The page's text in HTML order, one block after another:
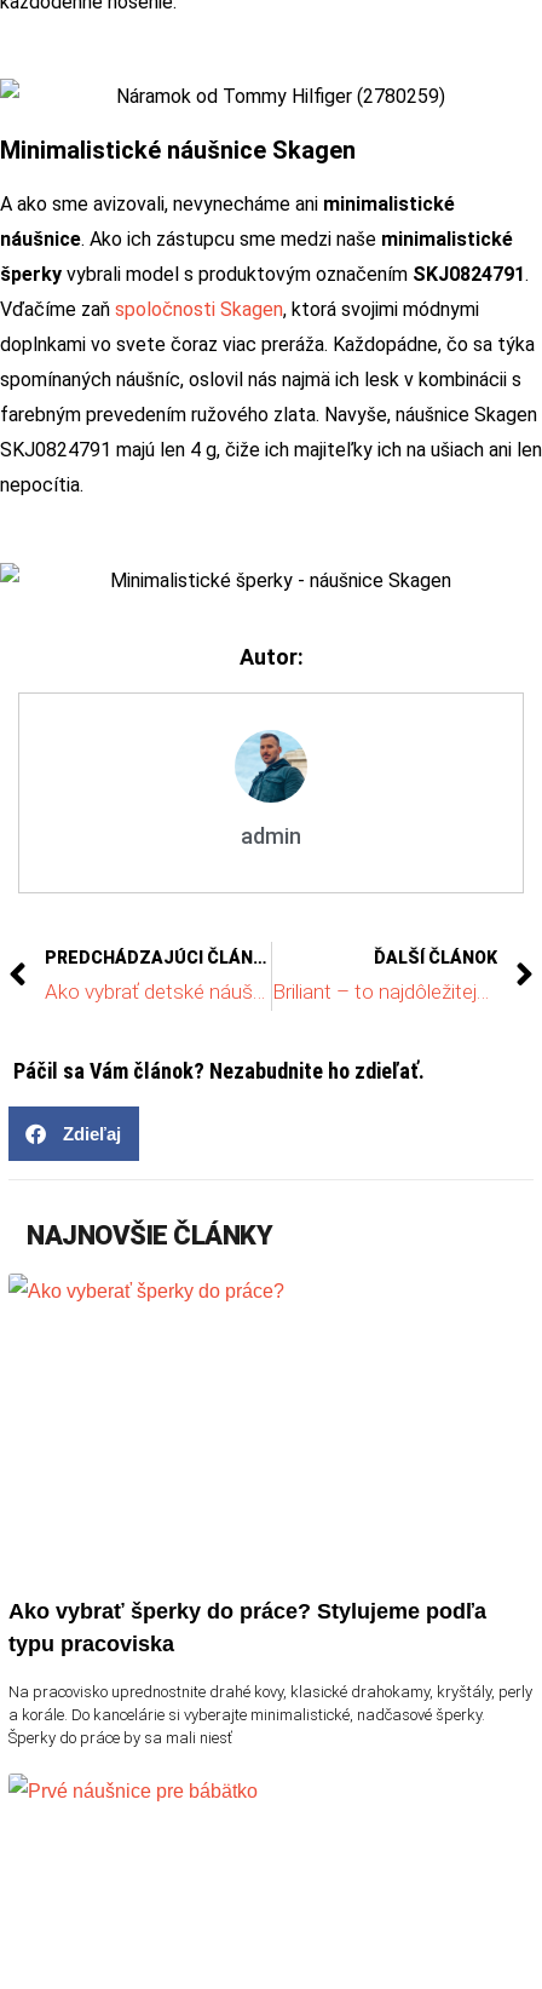
Minimalistické náušnice Skagen
A ako sme avizovali, nevynecháme ani minimalistické
náušnice. Ako ich zástupcu sme medzi naše minimalistické
šperky vybrali model s produktovým označením SKJ0824791.
Vďačíme zaň spoločnosti Skagen, ktorá svojimi módnymi
doplnkami vo svete čoraz viac preráža. Každopádne, čo sa týka
spomínaných náušníc, oslovil nás najmä ich lesk v kombinácii s
farebným prevedením ružového zlata. Navyše, náušnice Skagen
SKJ0824791 majú len 4 g, čiže ich majiteľky ich na ušiach ani len
nepocítia.
Autor:
admin
PREDCHÁDZAJÚCI ČLÁNOK ĎALŠÍ ČLÁNOK
Páčil sa Vám článok? Nezabudnite ho zdieľať.
Zdieľaj
NAJNOVŠIE ČLÁNKY
Ako vybrať šperky do práce? Stylujeme podľa
typu pracoviska
Na pracovisko uprednostnite drahé kovy, klasické drahokamy, kryštály, perly
a korále. Do kancelárie si vyberajte minimalistické, nadčasové šperky.
Šperky do práce by sa mali niesť